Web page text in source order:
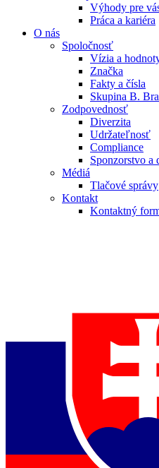
Výhody pre
Práca a kariéra
O nás
Spoločnosť
Vízia a
Značka
Fakty a čísla
Skupina B.
Zodpovednosť
Diverzita
Udržateľnosť
Compliance
Sponzorstvo a
Médiá
Tlačové správy
Kontakt
Kontaktný